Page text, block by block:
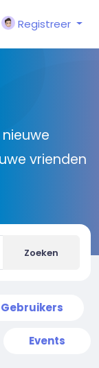
Registreer
vrienden
Zoeken
Gebruikers
Events